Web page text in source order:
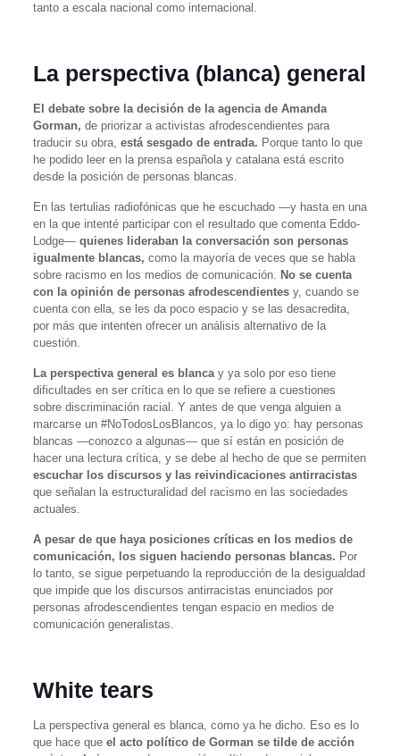
tanto a escala nacional como internacional.
La perspectiva (blanca) general
El debate sobre la decisión de la agencia de Amanda
Gorman, de priorizar a activistas afrodescendientes para
traducir su obra, está sesgado de entrada. Porque tanto lo que
he podido leer en la prensa española y catalana está escrito
desde la posición de personas blancas.
En las tertulias radiofónicas que he escuchado —y hasta en una
en la que intenté participar con el resultado que comenta Eddo-
Lodge— quienes lideraban la conversación son personas
igualmente blancas, como la mayoría de veces que se habla
sobre racismo en los medios de comunicación. No se cuenta
con la opinión de personas afrodescendientesy, cuando se
cuenta con ella, se les da poco espacio y se las desacredita,
por más que intenten ofrecer un análisis alternativo de la
cuestión.
La perspectiva general es blancay ya solo por eso tiene
dificultades en ser crítica en lo que se refiere a cuestiones
sobre discriminación racial. Y antes de que venga alguien a
marcarse un #NoTodosLosBlancos, ya lo digo yo: hay personas
blancas —conozco a algunas— que sí están en posición de
hacer una lectura crítica, y se debe al hecho de que se permiten
escuchar los discursos y las reivindicaciones antirracistas
que señalan la estructuralidad del racismo en las sociedades
actuales.
A pesar de que haya posiciones críticas en los medios de
comunicación, los siguen haciendo personas blancas. Por
lo tanto, se sigue perpetuando la reproducción de la desigualdad
que impide que los discursos antirracistas enunciados por
personas afrodescendientes tengan espacio en medios de
comunicación generalistas.
White tears
La perspectiva general es blanca, como ya he dicho. Eso es lo
que hace que el acto político de Gorman se tilde de acción